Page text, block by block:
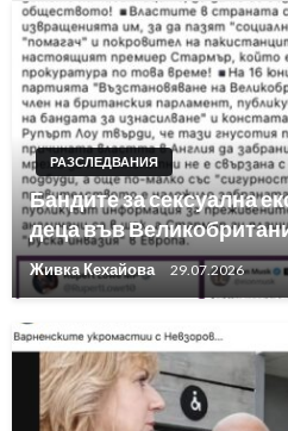
РАЗСЛЕДВАНИЯ
Бандите за сексуална
деца във
Живка Кехайова 29.07.2026